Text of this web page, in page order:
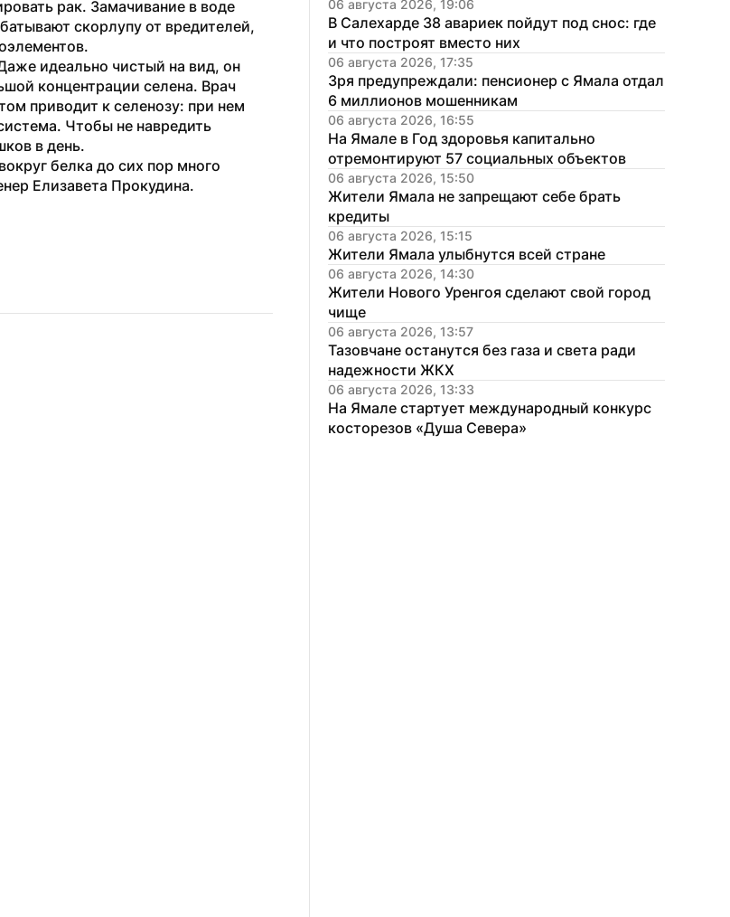
рак. Замачивание в воде
скорлупу от вредителей,
идеально чистый на вид, он
концентрации селена. Врач
приводит к селенозу: при нем
Чтобы не навредить
в день.
белка до сих пор много
Елизавета Прокудина.
06 августа 2026, 19:06
В Салехарде 38 авариек пойдут под снос: где
и что построят вместо них
06 августа 2026, 17:35
Зря предупреждали: пенсионер с Ямала отдал
6 миллионов мошенникам
06 августа 2026, 16:55
На Ямале в Год здоровья капитально
отремонтируют 57 социальных объектов
06 августа 2026, 15:50
Жители Ямала не запрещают себе брать
кредиты
06 августа 2026, 15:15
Жители Ямала улыбнутся всей стране
06 августа 2026, 14:30
Жители Нового Уренгоя сделают свой город
чище
06 августа 2026, 13:57
Тазовчане останутся без газа и света ради
надежности ЖКХ
06 августа 2026, 13:33
На Ямале стартует международный конкурс
косторезов «Душа Севера»